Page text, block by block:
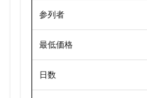
参列者
最低価格
日数